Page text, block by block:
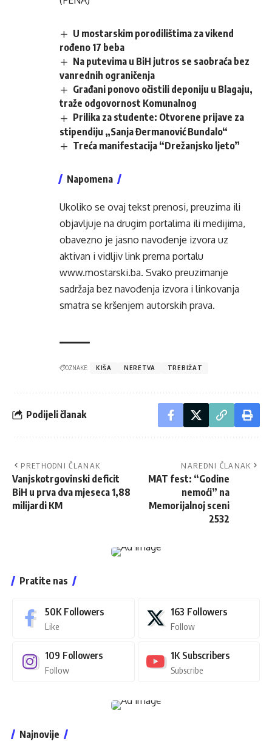
U mostarskim porodilištima za vikend
rođeno 17 beba
Na putevima u BiH jutros se saobraća bez
vanrednih ograničenja
Građani ponovo očistili deponiju u Blagaju,
traže odgovornost Komunalnog
Prilika za studente: Otvorene prijave za
stipendiju „Sanja Đermanović Bundalo“
Treća manifestacija “Drežanjsko ljeto”
Napomena
Ukoliko se ovaj tekst prenosi, preuzima ili
objavljuje na drugim portalima ili medijima,
obavezno je jasno navođenje izvora uz
aktivan i vidljiv link prema portalu
www.mostarski.ba. Svako preuzimanje
sadržaja bez navođenja izvora i linkovanja
smatra se kršenjem autorskih prava.
OZNAKE: KIŠA NERETVA TREBIŽAT
Podijeli članak
PRETHODNI ČLANAK
Vanjskotrgovinski deficit
BiH u prva dva mjeseca 1,88
milijardi KM
NAREDNI ČLANAK
MAT fest: “Godine
nemoći” na
Memorijalnoj sceni
2532
Pratite nas
50K Followers
Like
163 Followers
Follow
109 Followers
Follow
1K Subscribers
Subscribe
Najnovije